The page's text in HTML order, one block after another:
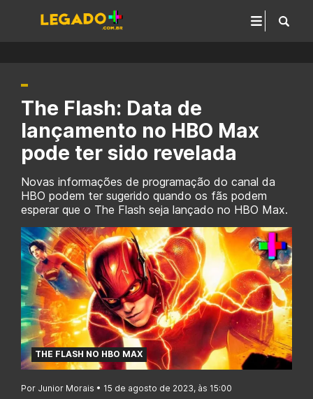
The Flash: Data de
lançamento no HBO Max
pode ter sido revelada
Novas informações de programação do canal da
HBO podem ter sugerido quando os fãs podem
esperar que o The Flash seja lançado no HBO Max.
THE FLASH NO HBO MAX
Por Junior Morais • 15 de agosto de 2023, às 15:00